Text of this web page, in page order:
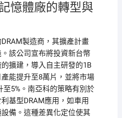
憶體廠的轉型與
製造商，其擴產計畫
該公司宣布將投資新台幣
擴建，導入自主研發的1B
能提升至8萬片，並將市場
至5%。南亞科的策略有別於
基型DRAM應用，如車用
備。這種差異化定位使其